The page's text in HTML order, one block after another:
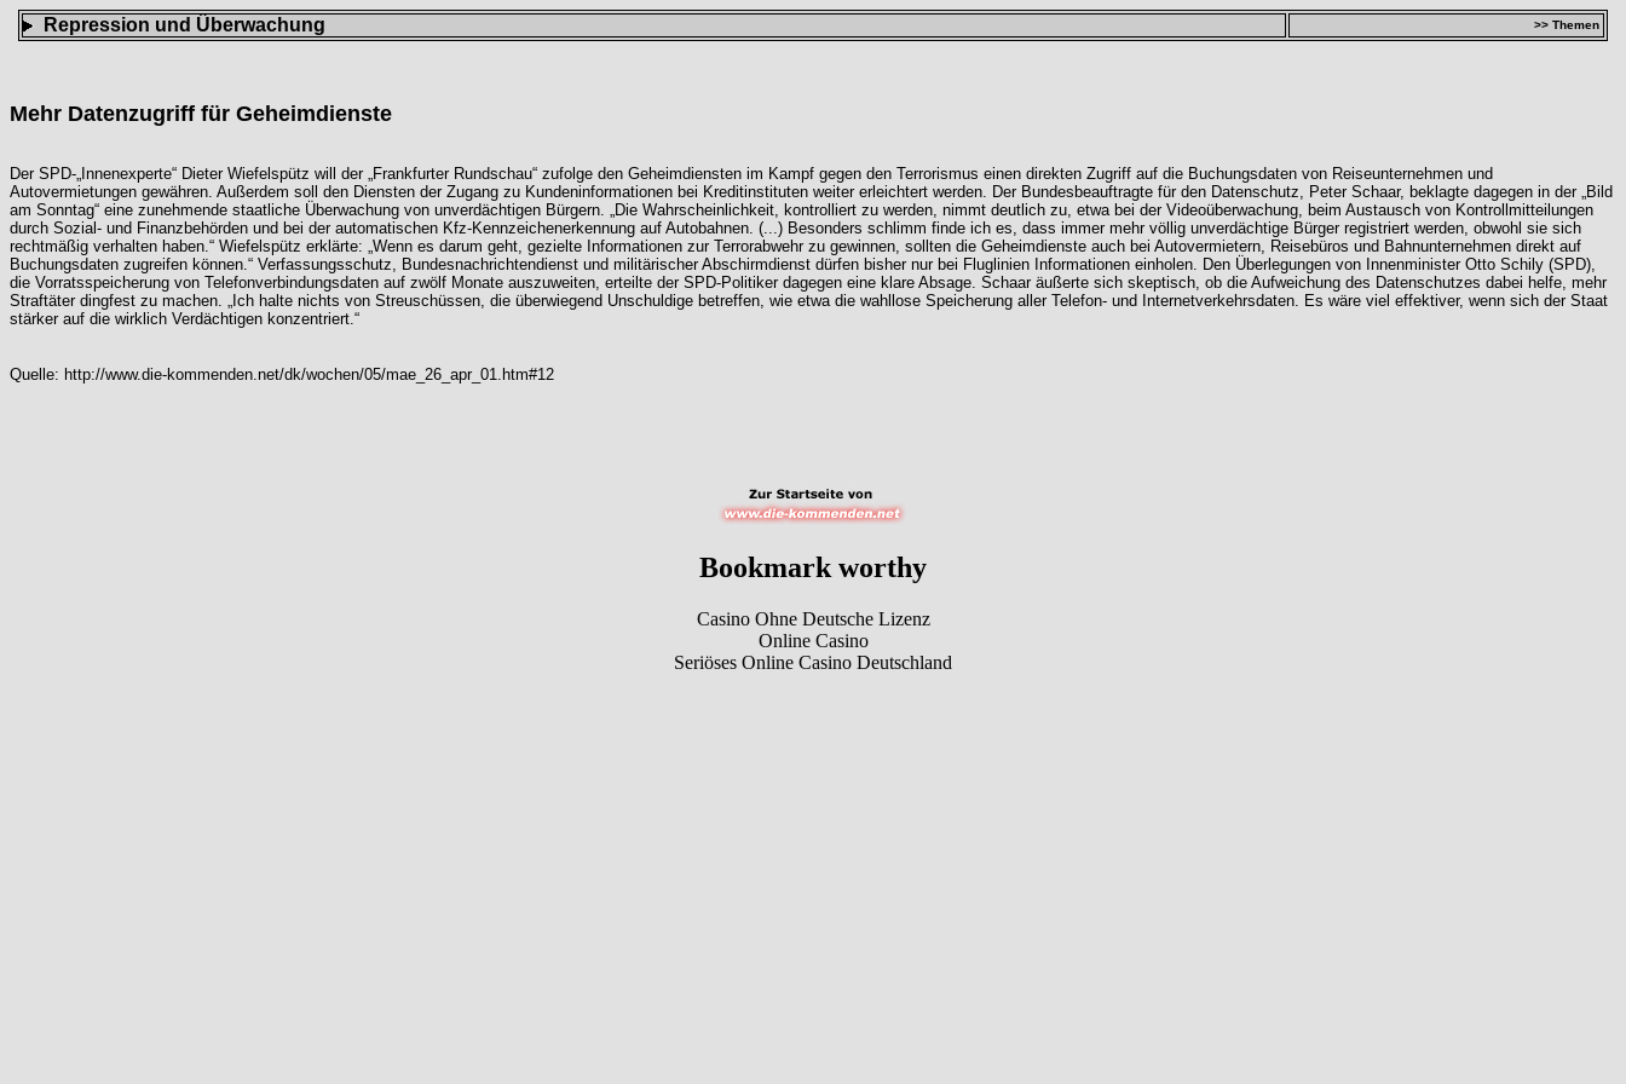
Repression und Überwachung >> Themen
Mehr Datenzugriff für Geheimdienste
Der SPD-„Innenexperte“ Dieter Wiefelspütz will der „Frankfurter Rundschau“ zufolge den Geheimdiensten im Kampf gegen den Terrorismus einen direkten Zugriff auf die Buchungsdaten von Reiseunternehmen und
Autovermietungen gewähren. Außerdem soll den Diensten der Zugang zu Kundeninformationen bei Kreditinstituten weiter erleichtert werden. Der Bundesbeauftragte für den Datenschutz, Peter Schaar, beklagte dagegen in der „Bild
am Sonntag“ eine zunehmende staatliche Überwachung von unverdächtigen Bürgern. „Die Wahrscheinlichkeit, kontrolliert zu werden, nimmt deutlich zu, etwa bei der Videoüberwachung, beim Austausch von Kontrollmitteilungen
durch Sozial- und Finanzbehörden und bei der automatischen Kfz-Kennzeichenerkennung auf Autobahnen. (...) Besonders schlimm finde ich es, dass immer mehr völlig unverdächtige Bürger registriert werden, obwohl sie sich
rechtmäßig verhalten haben.“ Wiefelspütz erklärte: „Wenn es darum geht, gezielte Informationen zur Terrorabwehr zu gewinnen, sollten die Geheimdienste auch bei Autovermietern, Reisebüros und Bahnunternehmen direkt auf
Buchungsdaten zugreifen können.“ Verfassungsschutz, Bundesnachrichtendienst und militärischer Abschirmdienst dürfen bisher nur bei Fluglinien Informationen einholen. Den Überlegungen von Innenminister Otto Schily (SPD),
die Vorratsspeicherung von Telefonverbindungsdaten auf zwölf Monate auszuweiten, erteilte der SPD-Politiker dagegen eine klare Absage. Schaar äußerte sich skeptisch, ob die Aufweichung des Datenschutzes dabei helfe, mehr
Straftäter dingfest zu machen. „Ich halte nichts von Streuschüssen, die überwiegend Unschuldige betreffen, wie etwa die wahllose Speicherung aller Telefon- und Internetverkehrsdaten. Es wäre viel effektiver, wenn sich der Staat
stärker auf die wirklich Verdächtigen konzentriert.“
Quelle: http://www.die-kommenden.net/dk/wochen/05/mae_26_apr_01.htm#12
Bookmark worthy
Casino Ohne Deutsche Lizenz
Online Casino
Seriöses Online Casino Deutschland